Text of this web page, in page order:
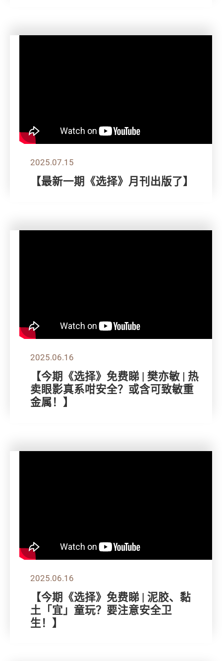
2025.07.15
【最新一期《选择》月刊出版了】
2025.06.16
【今期《选择》免费睇 | 樊亦敏 | 热
卖眼影真系咁安全？或含可致敏重
金属！】
2025.06.16
【今期《选择》免费睇 | 泥胶、黏
土「宜」童玩？要注意安全卫
生！】